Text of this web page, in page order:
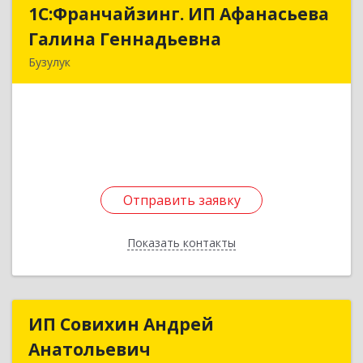
1С:Франчайзинг. ИП Афанасьева
Галина Геннадьевна
Бузулук
Отправить заявку
Показать контакты
1С:Франчайзинг. ИП Афанасьева
Галина Геннадьевна
Отправить заявку
Назад
ИП Совихин Андрей
Анатольевич
ИП Совихин Андрей